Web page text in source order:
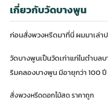
เกี่ยวกับวัดบางพูน
ก่อนสั่งพวงหรีดมาที่นี่ ผมมาเล่า
วัดบางพูนเป็นวัดเก่าแก่ในตำบล
ริมคลองบางพูน มีอายุกว่า 100
สั่งพวงหรีดดอกไม้สด ราคาถูก